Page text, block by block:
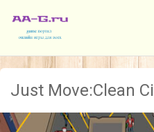
Just Move:Clean